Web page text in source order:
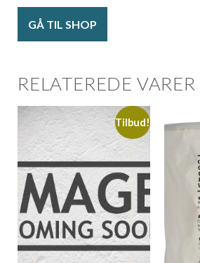
GÅ TIL SHOP
RELATEREDE VARER
Tilbud!